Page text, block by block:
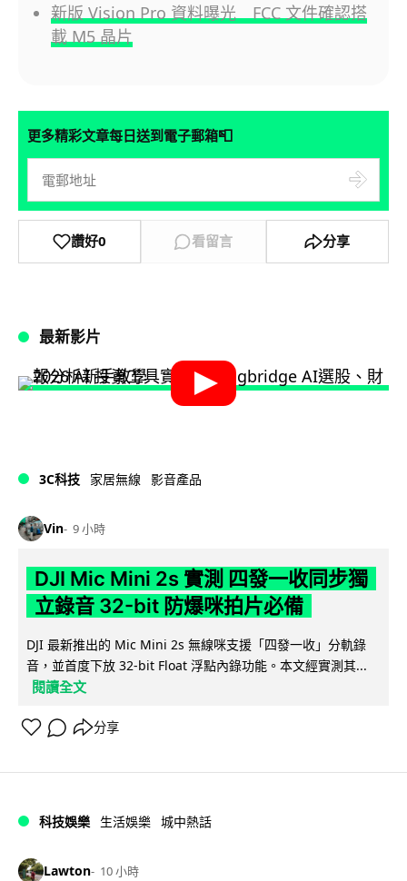
新版 Vision Pro 資料曝光 FCC 文件確認搭
載 M5 晶片
更多精彩文章每日送到電子郵箱📮
讚好0 看留言 分享
最新影片
3C科技 家居無線 影音產品
Vin 9 小時
DJI Mic Mini 2s 實測 四發一收同步獨
立錄音 32-bit 防爆咪拍片必備
DJI 最新推出的 Mic Mini 2s 無線咪支援「四發一收」分軌錄
音，並首度下放 32-bit Float 浮點內錄功能。本文經實測其...
閱讀全文
分享
科技娛樂 生活娛樂 城中熱話
Lawton 10 小時